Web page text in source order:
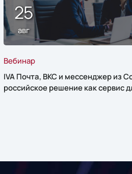
25
авг
Вебинар
IVA Почта, ВКС и мессенджер из
российское решение как сервис